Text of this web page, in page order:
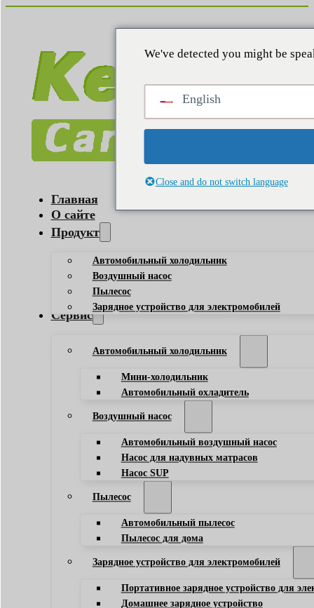
Главная
О сайте
Продукт
Автомобильный холодильник
Воздушный насос
Пылесос
Зарядное устройство для электромобилей
Сервис
Автомобильный холодильник
Мини-холодильник
Автомобильный охладитель
Воздушный насос
Автомобильный воздушный насос
Насос для надувных матрасов
Насос SUP
Пылесос
Автомобильный пылесос
Пылесос для дома
Зарядное устройство для электромобилей
Портативное зарядное устройство для
Домашнее зарядное устройство
We've detected you might be
English
Close and do not switch language